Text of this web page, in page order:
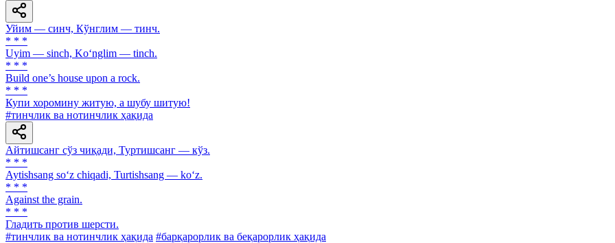
Уйим — синч, Кўнглим — тинч.
* * *
Uyim — sinch, Ko‘nglim — tinch.
* * *
Build one’s house upon a rock.
* * *
Купи хоромину житую, а шубу шитую!
#тинчлик ва нотинчлик ҳақида
Айтишсанг сўз чиқади, Туртишсанг — кўз.
* * *
Aytishsang so‘z chiqadi, Turtishsang — ko‘z.
* * *
Against the grain.
* * *
Гладить против шерсти.
#тинчлик ва нотинчлик ҳақида #барқарорлик ва беқарорлик ҳақида